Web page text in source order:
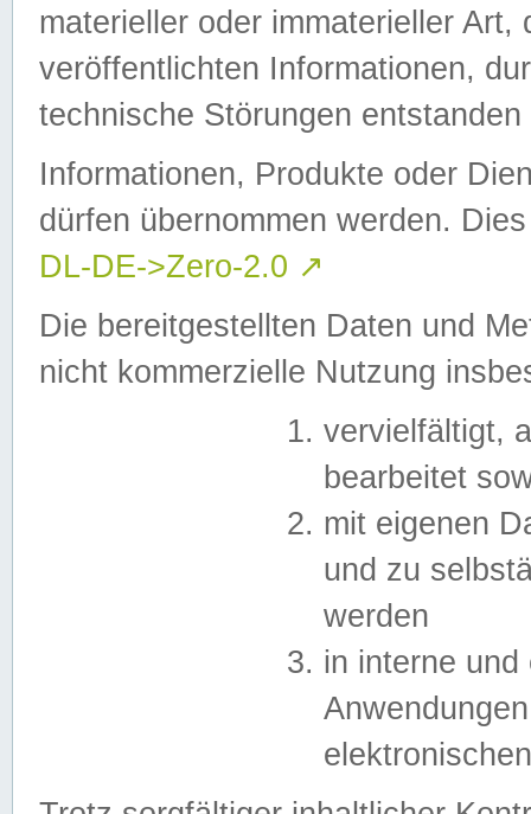
materieller oder immaterieller
veröffentlichten Informationen,
technische Störungen
Informationen, Produkte oder
dürfen übernommen werden.
DL-DE->Zero-2.0 ↗
Die bereitgestellten Daten und
nicht kommerzielle Nutzung
vervielfältigt,
bearbeitet
mit eigenen
und zu
werden
in interne